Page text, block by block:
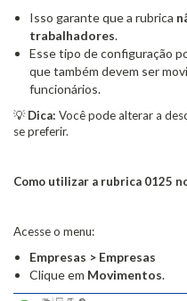
Isso garante que a rubrica
trabalhadores.
Esse tipo de configuração
que também devem ser
funcionários.
💡Dica: Você pode alterar a
se preferir.
Como utilizar a rubrica 0125
Acesse o menu:
Empresas > Empresas
Clique em Movimentos.